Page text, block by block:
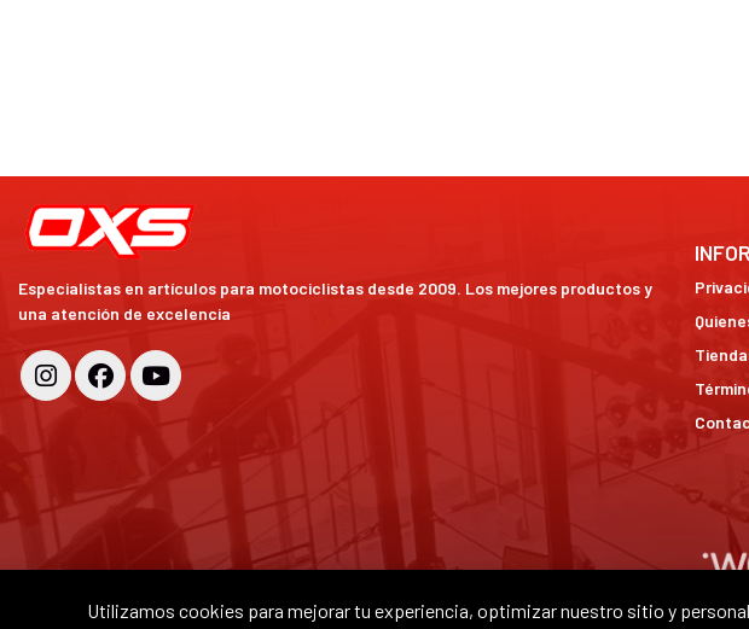
Especialistas en artículos para motociclistas desde 2009. Los mejores productos y
una atención de excelencia
Utilizamos cookies para mejorar tu experiencia, optimizar nuestro sitio y